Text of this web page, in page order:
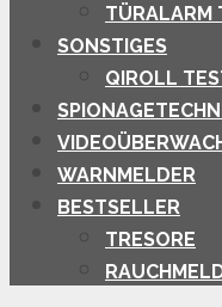
TÜRALARM
SONSTIGES
QIROLL
WARNMELDER
BESTSELLER
TRESORE